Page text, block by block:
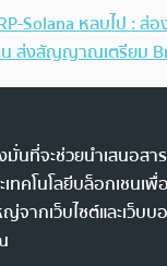
Solana หลบไป : ส่
น ส่งสัญญาณเตรียม
นที่จะช่วยนำเสนอสา
ทคโนโลยีบล็อกเชนเพื่
ากเว็บไซต์และเว็บบ